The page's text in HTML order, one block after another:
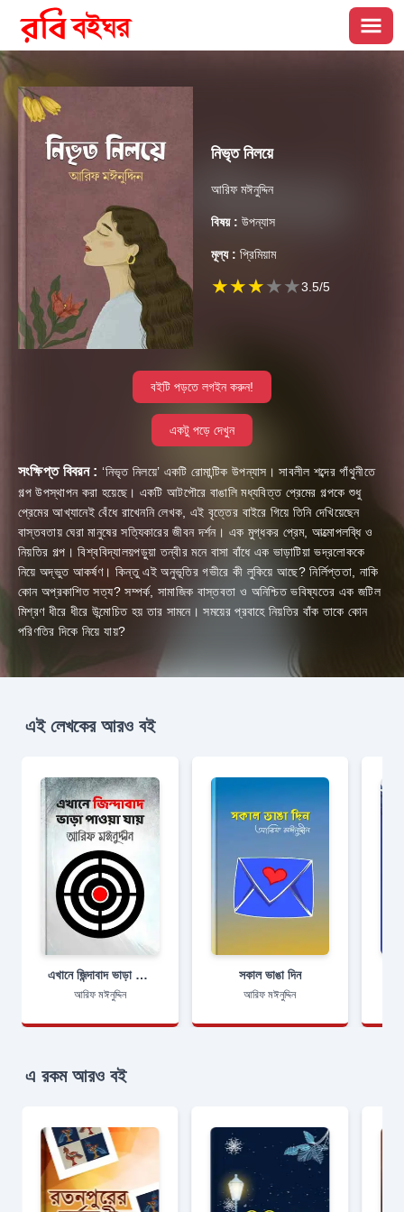
নিভৃত নিলয়ে
আরিফ মঈনুদ্দিন
বিষয় : উপন্যাস
মূল্য : প্রিমিয়াম
★★★★★3.5/5
বইটি পড়তে লগইন করুন!
একটু পড়ে দেখুন
সংক্ষিপ্ত বিবরন : ‘নিভৃত নিলয়ে’ একটি রোমান্টিক উপন্যাস। সাবলীল শব্দের গাঁথুনীতে
গল্প উপস্থাপন করা হয়েছে। একটি আটপৌরে বাঙালি মধ্যবিত্ত প্রেমের গল্পকে শুধু
প্রেমের আখ্যানেই বেঁধে রাখেননি লেখক, এই বৃত্তের বাইরে গিয়ে তিনি দেখিয়েছেন
বাস্তবতায় ঘেরা মানুষের সত্যিকারের জীবন দর্শন। এক মুগ্ধকর প্রেম, আত্মোপলব্ধি ও
নিয়তির গল্প। বিশ্ববিদ্যালয়পড়ুয়া তন্বীর মনে বাসা বাঁধে এক ভাড়াটিয়া ভদ্রলোককে
নিয়ে অদ্ভুত আকর্ষণ। কিন্তু এই অনুভূতির গভীরে কী লুকিয়ে আছে? নির্লিপ্ততা, নাকি
কোন অপ্রকাশিত সত্য? সম্পর্ক, সামাজিক বাস্তবতা ও অনিশ্চিত ভবিষ্যতের এক জটিল
মিশ্রণ ধীরে ধীরে উন্মোচিত হয় তার সামনে। সময়ের প্রবাহে নিয়তির বাঁক তাকে কোন
পরিণতির দিকে নিয়ে যায়?
এই লেখকের আরও বই
এখানে জিন্দাবাদ ভাড়া পাওয়া যায়
আরিফ মঈনুদ্দিন
সকাল ভাঙা দিন
আরিফ মঈনুদ্দিন
এ রকম আরও বই